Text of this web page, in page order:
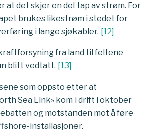
at det skjer en del tap av strøm. For
brukes likestrøm i stedet for
i lange sjøkabler. [12]
fra land til feltene
blitt vedtatt. [13]
som oppsto etter at
Sea Link» kom i drift i oktober
og motstanden mot å føre
installasjoner.